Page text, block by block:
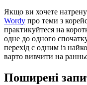
Якщо ви хочете
Wordy про теми з
практикуйтеся на
одне до одного
перехід є одним із
варто вивчити на
Поширені